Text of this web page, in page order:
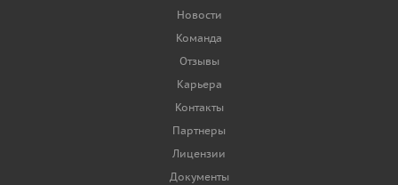
Новости
Команда
Отзывы
Карьера
Контакты
Партнеры
Лицензии
Документы